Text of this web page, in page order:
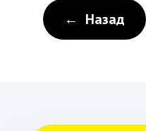
← Назад